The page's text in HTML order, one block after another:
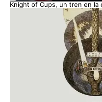
Knight of Cups, un tren en la